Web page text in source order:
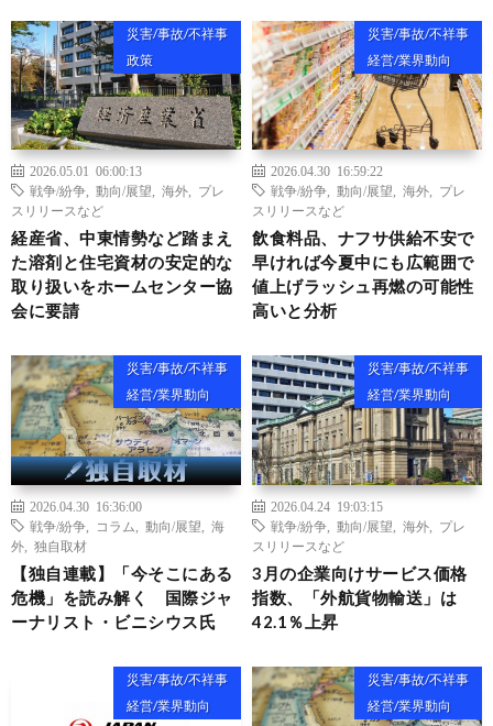
災害/事故/不祥事
政策
2026.05.01 06:00:13
戦争/紛争
動向/展望 海外
プレ
スリリースなど
経産省、中東情勢など踏まえ
た溶剤と住宅資材の安定的な
取り扱いをホームセンター協
会に要請
災害/事故/不祥事
経営/業界動向
2026.04.30 16:59:22
戦争/紛争
動向/展望 海外
プレ
スリリースなど
飲食料品、ナフサ供給不安で
早ければ今夏中にも広範囲で
値上げラッシュ再燃の可能性
高いと分析
災害/事故/不祥事
経営/業界動向
2026.04.30 16:36:00
戦争/紛争
コラム 動向/展望
海
外
独自取材
【独自連載】「今そこにある
危機」を読み解く 国際ジャ
ーナリスト・ビニシウス氏
災害/事故/不祥事
経営/業界動向
2026.04.24 19:03:15
戦争/紛争
動向/展望 海外
プレ
スリリースなど
3月の企業向けサービス価格
指数、「外航貨物輸送」は
42.1％上昇
災害/事故/不祥事
経営/業界動向
災害/事故/不祥事
経営/業界動向